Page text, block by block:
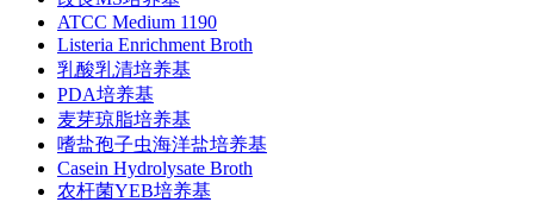
ATCC Medium 1190
Listeria Enrichment Broth
乳酸乳清培养基
PDA培养基
麦芽琼脂培养基
嗜盐孢子虫海洋盐培养基
Casein Hydrolysate Broth
农杆菌YEB培养基